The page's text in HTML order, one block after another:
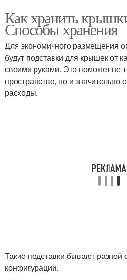
Как хранить
Способы хранения
Для экономичного размещения
будут подставки для крышек от
своими руками. Это поможет не
пространство, но и значительно
расходы.
Такие подставки бывают
конфигурации.